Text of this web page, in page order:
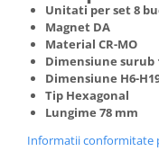
Seturi oale
SANDWICH MAKER
Storcatoare de fructe
Televizoare
Unitati per set 8
Magnet DA
Material CR-MO
Dimensiune surub
Dimensiune H6-
Tip Hexagonal
Lungime 78 mm
Informatii conformitate